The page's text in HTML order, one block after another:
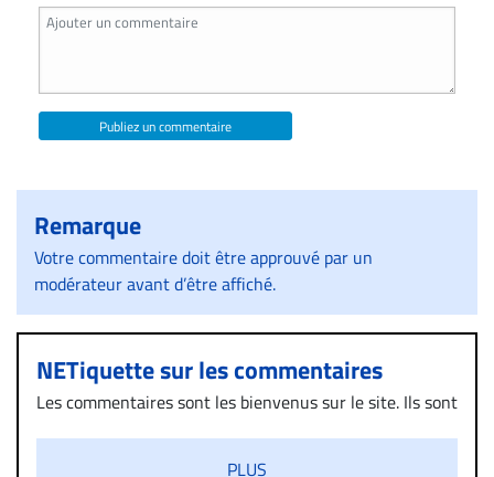
Publiez un commentaire
Remarque
Votre commentaire doit être approuvé par un
modérateur avant d’être affiché.
NETiquette sur les commentaires
Les commentaires sont les bienvenus sur le site. Ils sont
PLUS